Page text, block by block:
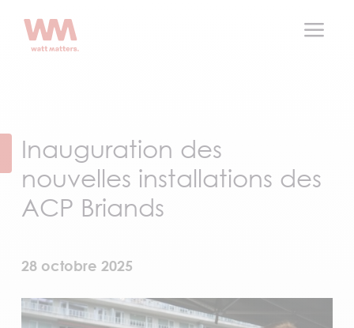
a
Inauguration des
nouvelles installations des
ACP Briands
28 octobre 2025